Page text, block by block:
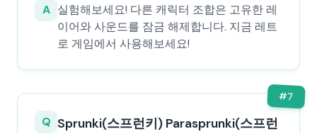
A 실험해보세요! 다른 캐릭터 조합은 고유한 레
이어와 사운드를 잠금 해제합니다. 지금 레트
로 게임에서 사용해보세요!
#7
Q Sprunki(스프런키) Parasprunki(스프런